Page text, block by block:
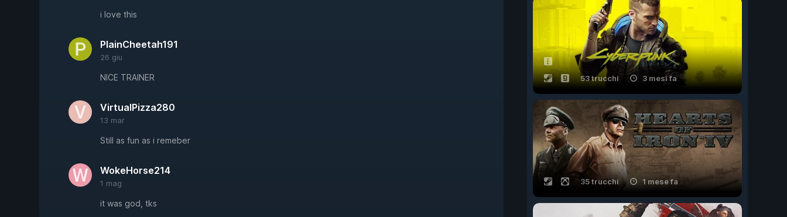
i love this
PlainCheetah191
26 giu
NICE TRAINER
VirtualPizza280
13 mar
Still as fun as i remeber
WokeHorse214
1 mag
it was god, tks
53 trucchi 3 mesi fa
35 trucchi 1 mese fa